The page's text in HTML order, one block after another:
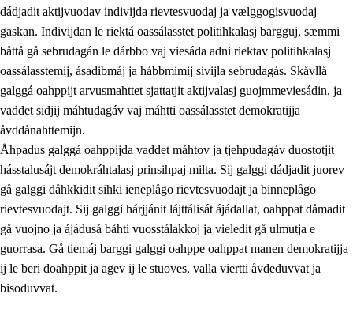
2.1 Sosiála oahppam ja åvddånibme
2.2 Máhtudahka fágáj hárráj
2.3 Vuodulasj tjehpudagá
2.4 Oahppat oahppat
Doaresfágalasj tiemá
2.5 Doaresfágalasj tiemá
2.5.1 Álmmukvarresvuohta ja iellemrijbadibme
2.5.2 Demokratijja ja guojmmeviesátvuohta
2.5.3 Guoddelis åvddånibme
dádjadit aktijvuodav indivijda rievtesvuodaj ja vælggogisvuodaj
gaskan. Indivijdan le riektá oassálasstet politihkalasj bargguj, sæmmi
båttå gå sebrudagán le dárbbo vaj viesáda adni riektav politihkalasj
oassálasstemij, ásadibmáj ja hábbmimij sivijla sebrudagás. Skåvllå
galggá oahppijt arvusmahttet sjattatjit aktijvalasj guojmmeviesádin, ja
vaddet sidjij máhtudagáv vaj máhtti oassálasstet demokratijja
åvddånahttemijn.
Åhpadus galggá oahppijda vaddet máhtov ja tjehpudagáv duostotjit
hásstalusájt demokráhtalasj prinsihpaj milta. Sij galggi dádjadit juorev
gå galggi dåhkkidit sihki ieneplågo rievtesvuodajt ja binneplågo
rievtesvuodajt. Sij galggi hárjjánit lájttálisát ájádallat, oahppat dåmadit
gå vuojno ja ájádusá båhti vuosstálakkoj ja vieledit gå ulmutja e
guorrasa. Gå tiemáj barggi galggi oahppe oahppat manen demokratijja
ij le beri doahppit ja agev ij le stuoves, valla viertti åvdeduvvat ja
bisoduvvat.